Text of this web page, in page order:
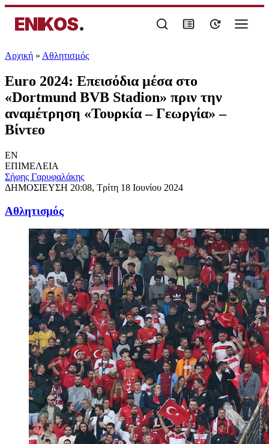
ENIKOS.
Αρχική » Αθλητισμός
Euro 2024: Επεισόδια μέσα στο
«Dortmund BVB Stadion» πριν την
αναμέτρηση «Τουρκία – Γεωργία» –
Βίντεο
EN
ΕΠΙΜΕΛΕΙΑ
Σήφης Γαρυφαλάκης
ΔΗΜΟΣΙΕΥΣΗ 20:08, Τρίτη 18 Ιουνίου 2024
Αθλητισμός